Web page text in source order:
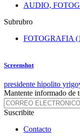
AUDIO,
Subrubro
FOTOGRAFIA
Screenshot
presidente hipolito
Mantente informado de
Suscribite
Contacto